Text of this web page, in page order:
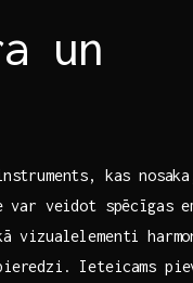
un
⁣kas‍
veidot spēcīgas
Ieteicams